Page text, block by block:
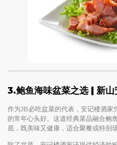
3.鲍鱼海味盆菜之选 | 新
作为JB必吃盆菜的代表，安记楼酒家
的常年心头好。这道经典菜品融合鲍
底，既美味又健康，适合聚餐或特别